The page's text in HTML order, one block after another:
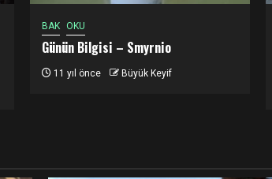
BAK OKU
Günün Bilgisi – Smyrnio
11 yıl önce Büyük Keyif